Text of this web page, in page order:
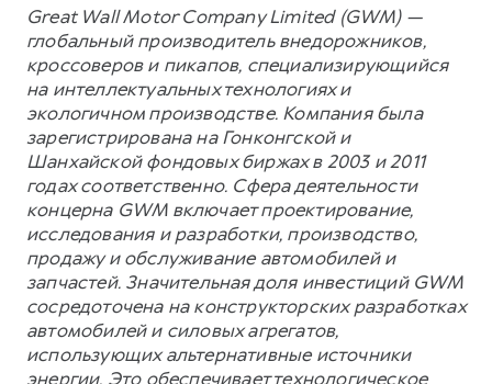
Great Wall Motor Company Limited (GWM) —
глобальный производитель внедорожников,
кроссоверов и пикапов, специализирующийся
на интеллектуальных технологиях и
экологичном производстве. Компания была
зарегистрирована на Гонконгской и
Шанхайской фондовых биржах в 2003 и 2011
годах соответственно. Сфера деятельности
концерна GWM включает проектирование,
исследования и разработки, производство,
продажу и обслуживание автомобилей и
запчастей. Значительная доля инвестиций GWM
сосредоточена на конструкторских разработках
автомобилей и силовых агрегатов,
использующих альтернативные источники
энергии. Это обеспечивает технологическое